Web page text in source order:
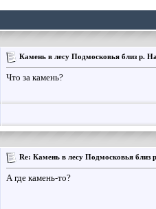
Камень в лесу Подмосковья близ р.
Что за камень?
Re: Камень в лесу Подмосковья близ
А где камень-то?